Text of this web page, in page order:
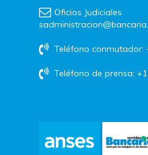
Oficios Judiciales
Teléfono conmutador:
Teléfono de prensa: